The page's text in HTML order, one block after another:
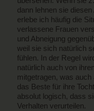
dann lehnen sie
erlebe ich häufig die
verlassene Frauen
und Abneigung
weil sie sich natürlich
fühlen. In der Regel
natürlich auch von
mitgetragen, was
das Beste für ihre
absolut logisch, dass
Verhalten verurteilen.